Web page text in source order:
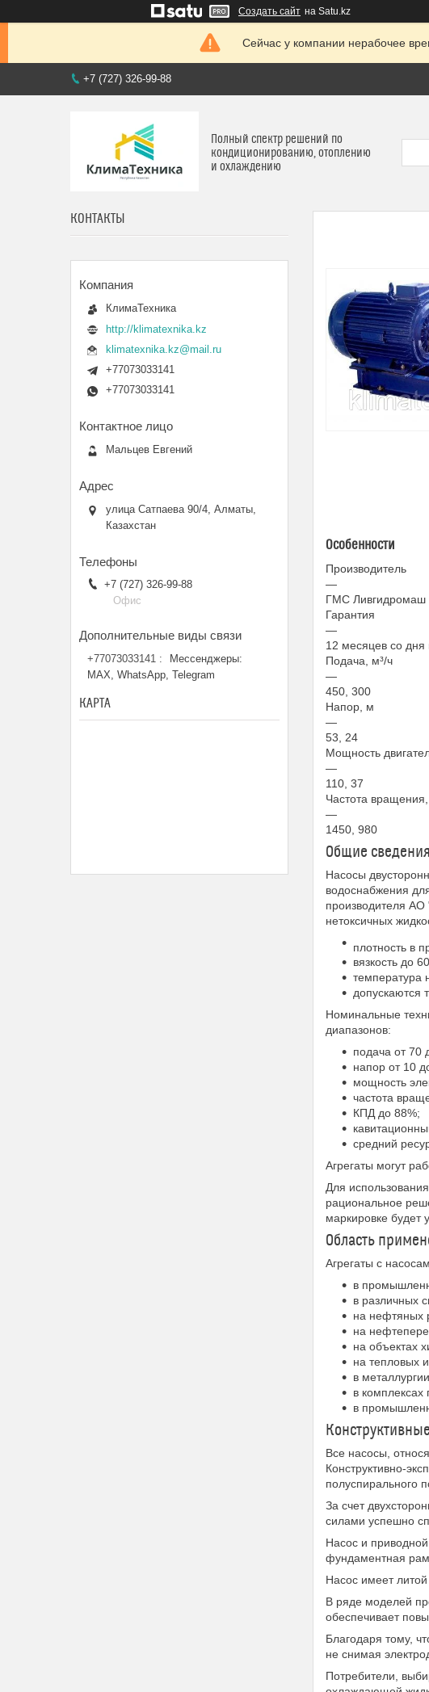
Создать сайт на Satu.kz
Сейчас у компании нерабочее
+7 (727) 326-99-88
Полный спектр решений по
кондиционированию, отоплению
и охлаждению
Особенности
Производитель
—
ГМС Ливгидромаш
Гарантия
—
12 месяцев со дня
Подача, м³/ч
—
450, 300
Напор, м
—
53, 24
Мощность
—
110, 37
Частота
—
1450, 980
Общие
Насосы
водоснабжения
производителя
нетоксичных
плотность в
вязкость до
температура
допускаются
Номинальные
диапазонов:
подача от 70
напор от 10
мощность
частота
КПД до 88%;
средний
Агрегаты могут
Для
рациональное
маркировке будет
Область
Агрегаты с
в
в различных
на нефтяных
на
на объектах
на тепловых
в
в
в
Все насосы,
Конструктивно-
полуспирального
За счет
силами успешно
Насос и
фундаментная
Насос имеет
В ряде моделей
обеспечивает
Благодаря тому,
не снимая
Потребители,
КОНТАКТЫ
КлимаТехника
http://klimatexnika.kz
klimatexnika.kz@mail.ru
+77073033141
+77073033141
Мальцев Евгений
улица Сатпаева 90/4, Алматы,
Казахстан
+7 (727) 326-99-88
Офис
+77073033141
Мессенджеры:
MAX, WhatsApp, Telegram
КАРТА